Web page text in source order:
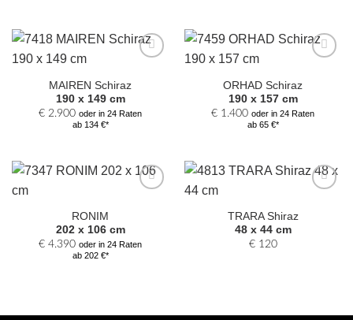
hinzufügen
MAIREN Schiraz
190 x 149 cm
€ 2.900 oder in 24 Raten
ab 134 €*
hinzufügen
ORHAD Schiraz
190 x 157 cm
€ 1.400 oder in 24 Raten
ab 65 €*
RONIM
202 x 106 cm
€ 4.390 oder in 24 Raten
ab 202 €*
hinzufügen
TRARA Shiraz
48 x 44 cm
€120